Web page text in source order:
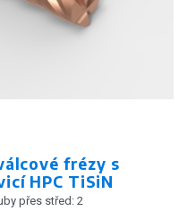
frézy s
HPC TiSiN
přes střed: 2